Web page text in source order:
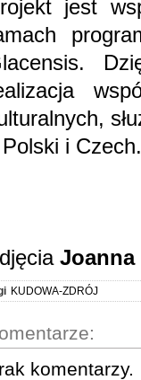
jest
i Czech.
Joanna
KUDOWA-ZDRÓJ
komentarzy.